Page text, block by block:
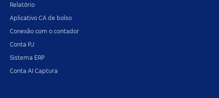
Relatório
Aplicativo CA de bolso
Conexão com o contador
Conta PJ
Sistema ERP
Conta AI Captura